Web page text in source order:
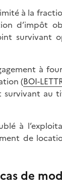
à la
d’impôt
à
(BOI-
au
à
de
de